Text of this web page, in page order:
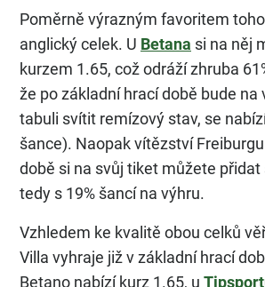
Poměrně výrazným favoritem
anglický celek. U Betana si na něj
kurzem 1.65, což odráží zhruba
že po základní hrací době bude na
tabuli svítit remízový stav, se
šance). Naopak vítězství
době si na svůj tiket můžete přidat
tedy s 19% šancí na výhru.
Vzhledem ke kvalitě obou celků
Villa vyhraje již v základní hrací
Betano nabízí kurz 1.65, u